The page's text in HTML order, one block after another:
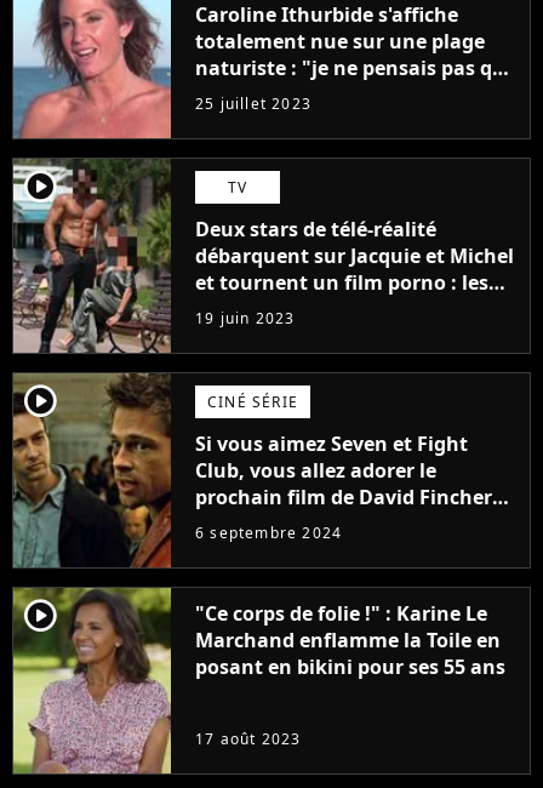
Caroline Ithurbide s'affiche
totalement nue sur une plage
naturiste : "je ne pensais pas que
j'arriverais à le faire..."
25 juillet 2023
player2 TV
Deux stars de télé-réalité
débarquent sur Jacquie et Michel
et tournent un film porno : les
premières images du tournage
(exclu)
19 juin 2023
player2 CINÉ SÉRIE
Si vous aimez Seven et Fight
Club, vous allez adorer le
prochain film de David Fincher
avec lequel il se réinvente
complètement
6 septembre 2024
player2
"Ce corps de folie !" : Karine Le
Marchand enflamme la Toile en
posant en bikini pour ses 55 ans
17 août 2023